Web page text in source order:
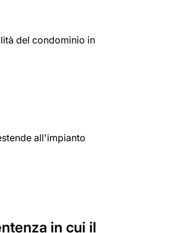
del condominio in
all'impianto
in cui il